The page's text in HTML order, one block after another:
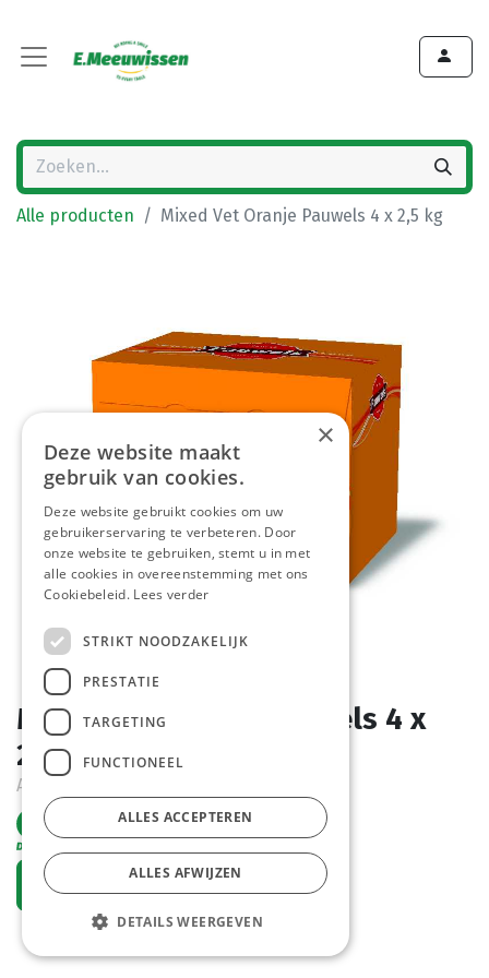
Alle producten Mixed Vet Oranje Pauwels 4 x 2,5 kg
Mixed Vet Oranje Pauwels 4 x
2,5 kg
Actief
Vraag een account aan
×
Deze website maakt
gebruik van cookies.
Deze website gebruikt cookies om uw
gebruikerservaring te verbeteren. Door
onze website te gebruiken, stemt u in met
alle cookies in overeenstemming met ons
Cookiebeleid. Lees verder
STRIKT NOODZAKELIJK
PRESTATIE
TARGETING
FUNCTIONEEL
ALLES ACCEPTEREN
ALLES AFWIJZEN
DETAILS WEERGEVEN